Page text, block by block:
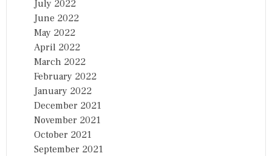
July 2022
June 2022
May 2022
April 2022
March 2022
February 2022
January 2022
December 2021
November 2021
October 2021
September 2021